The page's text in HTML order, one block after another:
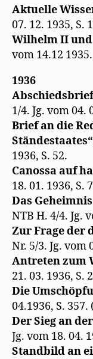
Aktuelle
07. 12. 1935, S.
Wilhelm II
vom 14.12
1936
1/4. Jg. vom 04.
Brief an die
Ständestaates“
1936, S. 52.
Canossa auf
18. 01. 1936, S.
Das
NTB H. 4/4. Jg.
Zur Frage der
Nr. 5/3. Jg. vom
Antreten zum
21. 03. 1936, S.
Die
04.1936, S. 357.
Der Sieg an
Jg. vom 18. 04.
Standbild an